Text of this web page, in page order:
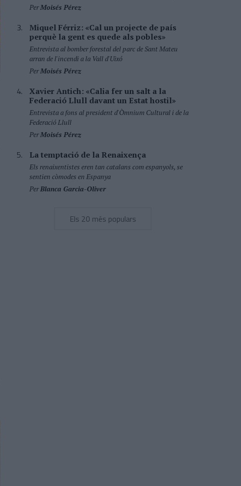
PerMoisés Pérez
Miquel Férriz: «Cal un projecte de país
perquè la gent es quede als pobles»
Entrevista al bomber forestal del parc de Sant Mateu
arran de l'incendi a la Vall d'Uixó
PerMoisés Pérez
Xavier Antich: «Calia fer un salt a la
Federació Llull davant un Estat hostil»
Entrevista a fons al president d'Òmnium Cultural i de la
Federació Llull
PerMoisés Pérez
La temptació de la Renaixença
Els renaixentistes eren tan catalans com espanyols, se
sentien còmodes en Espanya
PerBlanca Garcia-Oliver
Els 20 més populars